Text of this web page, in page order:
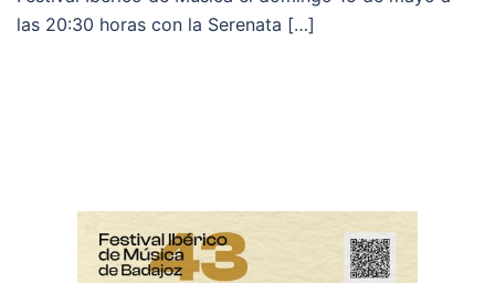
las 20:30 horas con la Serenata […]